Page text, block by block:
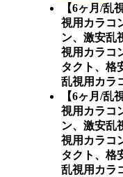
【6ヶ月/乱
視用カラコ
ン、激安乱
視用カラコ
タクト、格
乱視用カラ
【6ヶ月/乱
視用カラコ
ン、激安乱
視用カラコ
タクト、格
乱視用カラ